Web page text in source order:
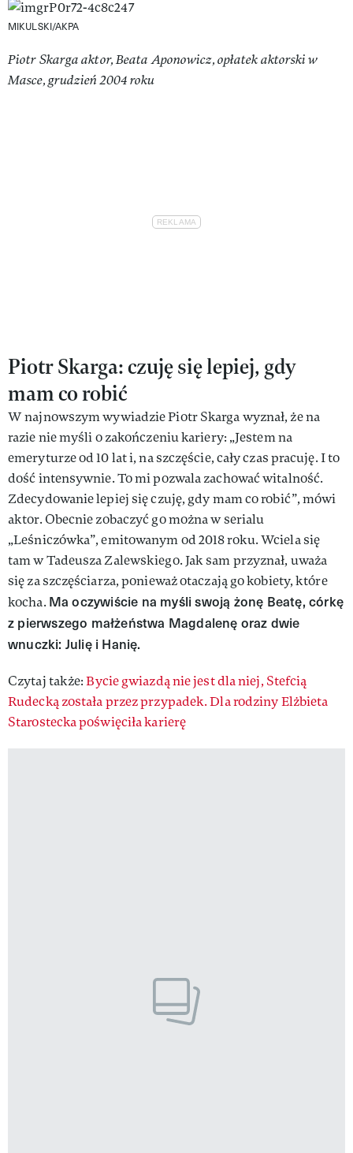
MIKULSKI/AKPA
Piotr Skarga aktor, Beata Aponowicz, opłatek aktorski w
Masce, grudzień 2004 roku
Piotr Skarga: czuję się lepiej, gdy
mam co robić
W najnowszym wywiadzie Piotr Skarga wyznał, że na
razie nie myśli o zakończeniu kariery: „Jestem na
emeryturze od 10 lat i, na szczęście, cały czas pracuję. I to
dość intensywnie. To mi pozwala zachować witalność.
Zdecydowanie lepiej się czuję, gdy mam co robić”, mówi
aktor. Obecnie zobaczyć go można w serialu
„Leśniczówka”, emitowanym od 2018 roku. Wciela się
tam w Tadeusza Zalewskiego. Jak sam przyznał, uważa
się za szczęściarza, ponieważ otaczają go kobiety, które
kocha. Ma oczywiście na myśli swoją żonę Beatę, córkę
z pierwszego małżeństwa Magdalenę oraz dwie
wnuczki: Julię i Hanię.
Czytaj także:Bycie gwiazdą nie jest dla niej, Stefcią
Rudecką została przez przypadek. Dla rodziny Elżbieta
Starostecka poświęciła karierę